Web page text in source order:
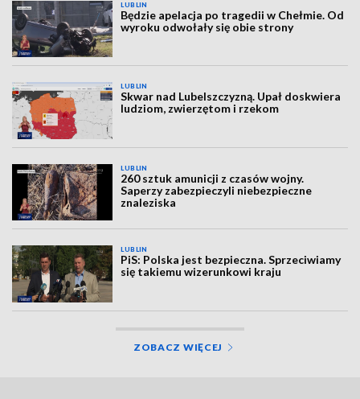
LUBLIN
Będzie apelacja po tragedii w Chełmie. Od
wyroku odwołały się obie strony
LUBLIN
Skwar nad Lubelszczyzną. Upał doskwiera
ludziom, zwierzętom i rzekom
LUBLIN
260 sztuk amunicji z czasów wojny.
Saperzy zabezpieczyli niebezpieczne
znaleziska
LUBLIN
PiS: Polska jest bezpieczna. Sprzeciwiamy
się takiemu wizerunkowi kraju
ZOBACZ WIĘCEJ